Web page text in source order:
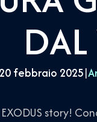
20 febbraio 2025|
EXODUS story!